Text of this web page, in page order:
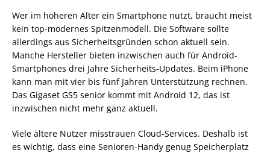
Wer im höheren Alter ein Smartphone nutzt, braucht meist
kein top-modernes Spitzenmodell. Die Software sollte
allerdings aus Sicherheitsgründen schon aktuell sein.
Manche Hersteller bieten inzwischen auch für Android-
Smartphones drei Jahre Sicherheits-Updates. Beim iPhone
kann man mit vier bis fünf Jahren Unterstützung rechnen.
Das Gigaset GS5 senior kommt mit Android 12, das ist
inzwischen nicht mehr ganz aktuell.
Viele ältere Nutzer misstrauen Cloud-Services. Deshalb ist
es wichtig, dass eine Senioren-Handy genug Speicherplatz